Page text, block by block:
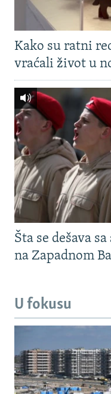
Kako su ratni
vraćali život u
Šta se dešava
na Zapadnom
U fokusu